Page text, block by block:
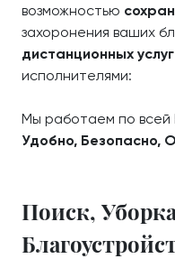
возможностью
захоронения ваших
дистанционных услуг
исполнителями:
Мы работаем по всей
Удобно, Безопасно,
Поиск,